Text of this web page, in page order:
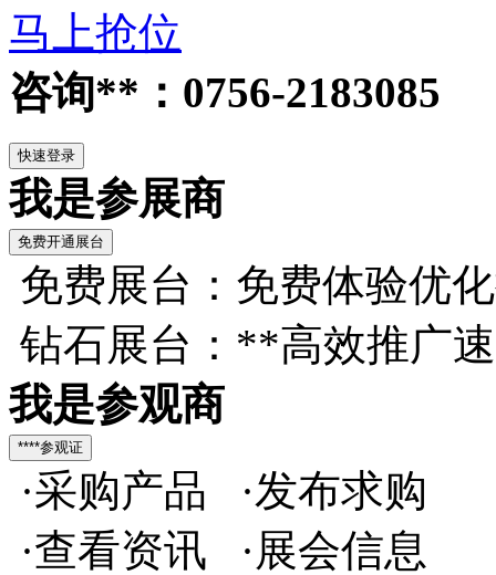
马上抢位
咨询**：0756-2183085
我是参展商
免费展台：免费体验优
钻石展台：**高效推广
我是参观商
·采购产品 ·发布求购
·查看资讯 ·展会信息